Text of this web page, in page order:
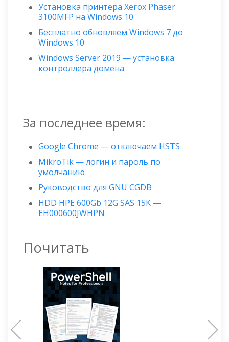
Установка принтера Xerox Phaser
3100MFP на Windows 10
Бесплатно обновляем Windows 7 до
Windows 10
Windows Server 2019 — установка
контроллера домена
За последнее время:
Google Chrome — отключаем HSTS
MikroTik — логин и пароль по
умолчанию
Руководство для GNU CGDB
HDD HPE 600Gb 12G SAS 15K —
EH000600JWHPN
Почитать